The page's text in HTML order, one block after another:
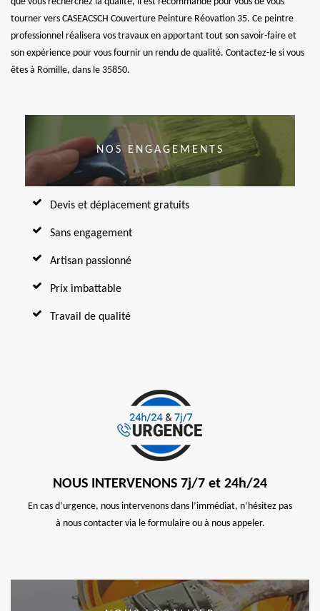
tourner vers CASEACSCH Couverture Peinture Réovation 35. Ce peintre
professionnel réalisera vos travaux en apportant tout son savoir-faire et
son expérience pour vous fournir un rendu de qualité. Contactez-le si vous
êtes à Romille, dans le 35850.
NOS ENGAGEMENTS
Devis et déplacement gratuits
Sans engagement
Artisan passionné
Prix imbattable
Travail de qualité
NOUS INTERVENONS 7j/7 et 24h/24
En cas d’urgence, nous intervenons dans l’immédiat, n’hésitez pas
à nous contacter via le formulaire ou à nous appeler.